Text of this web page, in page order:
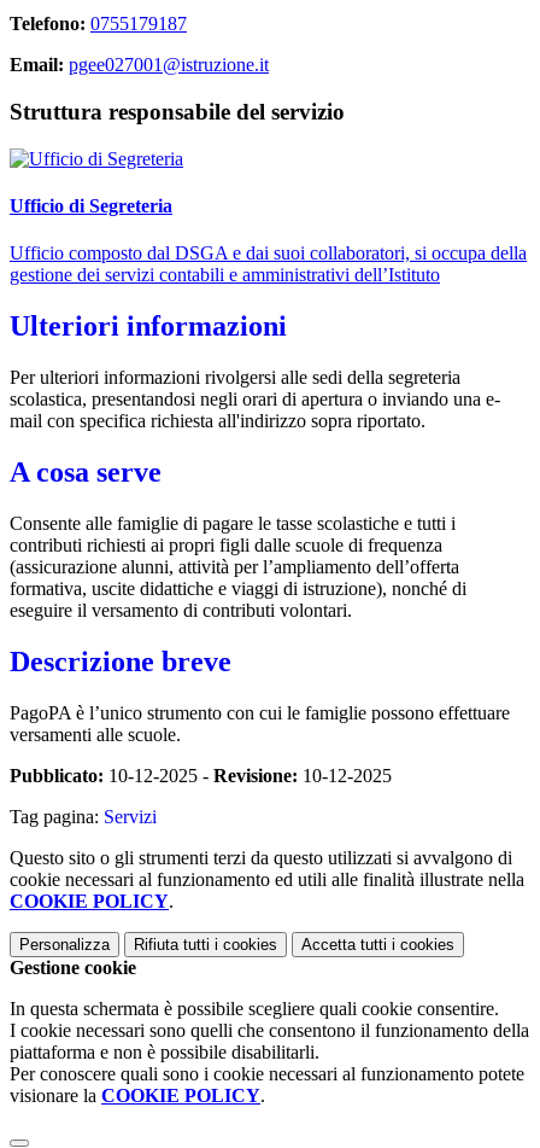
Telefono: 0755179187
Email: pgee027001@istruzione.it
Struttura responsabile del servizio
Ufficio di Segreteria
Ufficio composto dal DSGA e dai suoi collaboratori, si occupa della
gestione dei servizi contabili e amministrativi dell’Istituto
Ulteriori informazioni
Per ulteriori informazioni rivolgersi alle sedi della segreteria
scolastica, presentandosi negli orari di apertura o inviando una e-
mail con specifica richiesta all'indirizzo sopra riportato.
A cosa serve
Consente alle famiglie di pagare le tasse scolastiche e tutti i
contributi richiesti ai propri figli dalle scuole di frequenza
(assicurazione alunni, attività per l’ampliamento dell’offerta
formativa, uscite didattiche e viaggi di istruzione), nonché di
eseguire il versamento di contributi volontari.
Descrizione breve
PagoPA è l’unico strumento con cui le famiglie possono effettuare
versamenti alle scuole.
Pubblicato: 10-12-2025 - Revisione: 10-12-2025
Tag pagina: Servizi
Questo sito o gli strumenti terzi da questo utilizzati si avvalgono di
cookie necessari al funzionamento ed utili alle finalità illustrate nella
COOKIE POLICY.
Personalizza Rifiuta tutti i cookies Accetta tutti i cookies
Gestione cookie
In questa schermata è possibile scegliere quali cookie consentire.
I cookie necessari sono quelli che consentono il funzionamento della
piattaforma e non è possibile disabilitarli.
Per conoscere quali sono i cookie necessari al funzionamento potete
visionare la COOKIE POLICY.